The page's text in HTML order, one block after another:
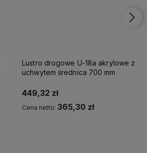
Lustro drogowe U-18a akrylowe z
uchwytem średnica 700 mm
449,32 zł
Cena netto: 365,30 zł